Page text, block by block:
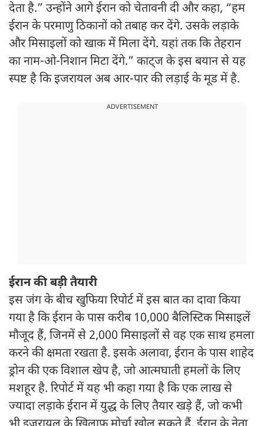
देता है.” उन्होंने आगे ईरान को चेतावनी दी और कहा, “हम
ईरान के परमाणु ठिकानों को तबाह कर देंगे. उसके लड़ाके
और मिसाइलों को खाक में मिला देंगे. यहां तक कि तेहरान
का नाम-ओ-निशान मिटा देंगे.” काट्ज के इस बयान से यह
स्पष्ट है कि इजरायल अब आर-पार की लड़ाई के मूड में है.
ADVERTISEMENT
ईरान की बड़ी तैयारी
इस जंग के बीच खुफिया रिपोर्ट में इस बात का दावा किया
गया है कि ईरान के पास करीब 10,000 बैलिस्टिक मिसाइलें
मौजूद हैं, जिनमें से 2,000 मिसाइलों से वह एक साथ हमला
करने की क्षमता रखता है. इसके अलावा, ईरान के पास शाहेद
ड्रोन की एक विशाल खेप है, जो आत्मघाती हमलों के लिए
मशहूर है. रिपोर्ट में यह भी कहा गया है कि एक लाख से
ज्यादा लड़ाके ईरान में युद्ध के लिए तैयार खड़े हैं, जो कभी